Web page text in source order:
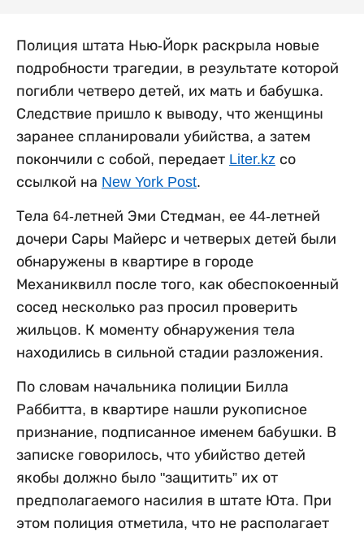
Полиция штата Нью-Йорк раскрыла новые
подробности трагедии, в результате которой
погибли четверо детей, их мать и бабушка.
Следствие пришло к выводу, что женщины
заранее спланировали убийства, а затем
покончили с собой, передает Liter.kz со
ссылкой на New York Post.
Тела 64-летней Эми Стедман, ее 44-летней
дочери Сары Майерс и четверых детей были
обнаружены в квартире в городе
Механиквилл после того, как обеспокоенный
сосед несколько раз просил проверить
жильцов. К моменту обнаружения тела
находились в сильной стадии разложения.
По словам начальника полиции Билла
Раббитта, в квартире нашли рукописное
признание, подписанное именем бабушки. В
записке говорилось, что убийство детей
якобы должно было "защитить” их от
предполагаемого насилия в штате Юта. При
этом полиция отметила, что не располагает